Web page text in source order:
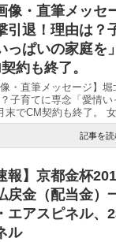
像・直筆メッセ
引退！理由は？
っぱいの家庭を
約も終了。
像・直筆メッセージ】
子育てに専念「愛情
末でCM契約も終了。
記事を読
報】京都金杯
戻金（配当金）
エアスピネル、
ル